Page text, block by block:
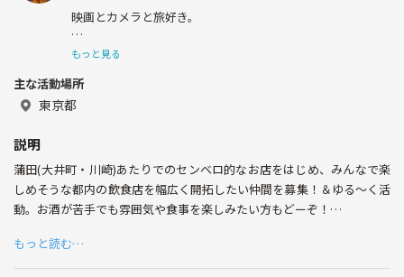
映画とカメラと旅好き。
邦画を年間100本観るひと。
動物を撮るのが好きで旅に出るひと。
お酒は強くないけど、気軽に行ける店と仲間を開拓中。
もっと見る
主な活動場所
東京都
説明
蒲田(大井町・川崎)あたりでのセンベロ的なお店をはじめ、みんなで楽
しめそうな都内の飲食店を幅広く開拓したい仲間を募集！＆ゆる〜く活
動。お酒が苦手でも雰囲気や食事を楽しみたい方もどーぞ！
ゆる〜いノリの中に、おとなの青春＆ささいな心の支えになれるような
居心地を提供できたら嬉しいです！
もっと読む…